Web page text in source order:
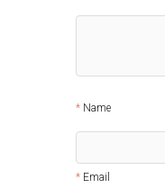
Name
Email